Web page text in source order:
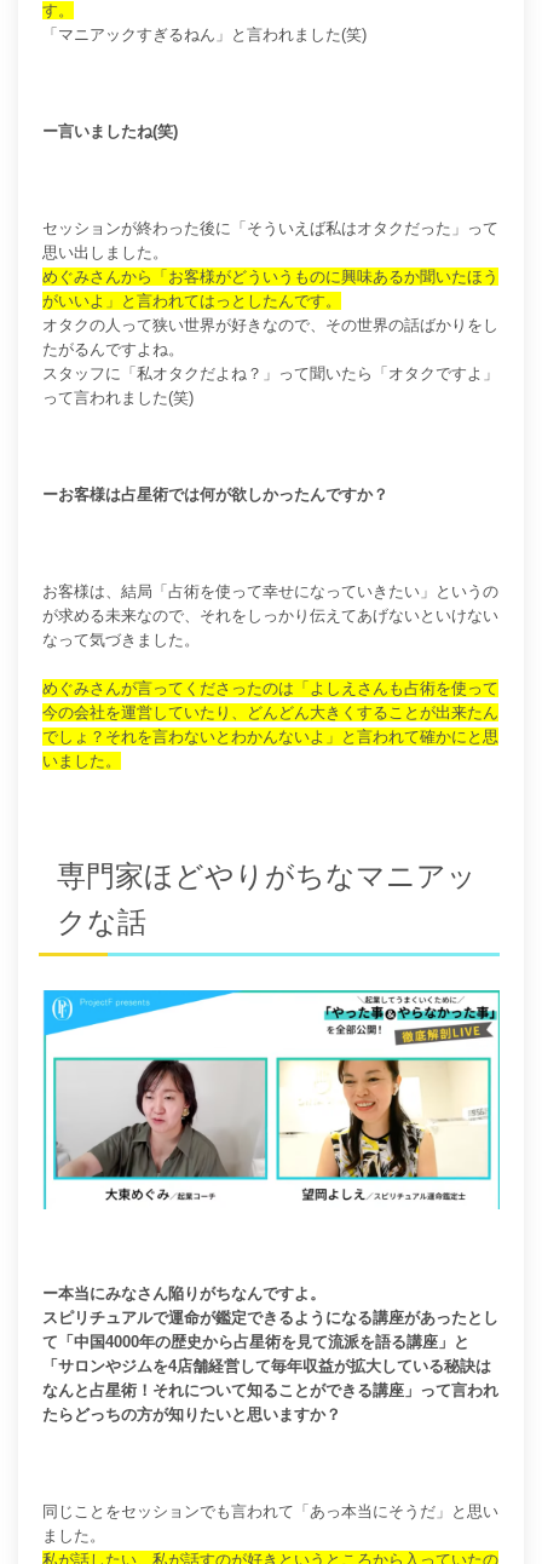
す。
「マニアックすぎるねん」と言われました(笑)
ー言いましたね(笑)
セッションが終わった後に「そういえば私はオタクだった」って
思い出しました。
めぐみさんから「お客様がどういうものに興味あるか聞いたほう
がいいよ」と言われてはっとしたんです。
オタクの人って狭い世界が好きなので、その世界の話ばかりをし
たがるんですよね。
スタッフに「私オタクだよね？」って聞いたら「オタクですよ」
って言われました(笑)
ーお客様は占星術では何が欲しかったんですか？
お客様は、結局「占術を使って幸せになっていきたい」というの
が求める未来なので、それをしっかり伝えてあげないといけない
なって気づきました。
めぐみさんが言ってくださったのは「よしえさんも占術を使って
今の会社を運営していたり、どんどん大きくすることが出来たん
でしょ？それを言わないとわかんないよ」と言われて確かにと思
いました。
専門家ほどやりがちなマニアッ
クな話
ー本当にみなさん陥りがちなんですよ。
スピリチュアルで運命が鑑定できるようになる講座があったとし
て「中国4000年の歴史から占星術を見て流派を語る講座」と
「サロンやジムを4店舗経営して毎年収益が拡大している秘訣は
なんと占星術！それについて知ることができる講座」って言われ
たらどっちの方が知りたいと思いますか？
同じことをセッションでも言われて「あっ本当にそうだ」と思い
ました。
私が話したい、私が話すのが好きというところから入っていたの